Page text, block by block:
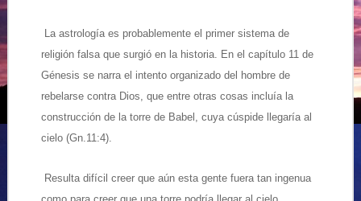
La astrología es probablemente el primer sistema de
religión falsa que surgió en la historia. En el capítulo 11 de
Génesis se narra el intento organizado del hombre de
rebelarse contra Dios, que entre otras cosas incluía la
construcción de la torre de Babel, cuya cúspide llegaría al
cielo (Gn.11:4).
Resulta difícil creer que aún esta gente fuera tan ingenua